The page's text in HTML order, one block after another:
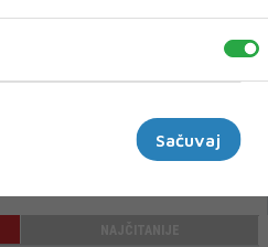
Sačuvaj